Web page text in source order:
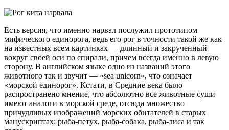
Есть версия, что именно нарвал послужил прототипом
мифического единорога, ведь его рог в точности такой же как
на известных всем картинках — длинный и закрученный
вокруг своей оси по спирали, причем всегда именно в левую
сторону. В английском языке одно из названий этого
животного так и звучит — «sea unicorn», что означает
«морской единорог». Кстати, в Средние века было
распространено мнение, что абсолютно все животные суши
имеют аналоги в морской среде, отсюда множество
причудливых изображений морских обитателей в старых
манускриптах: рыба-петух, рыба-собака, рыба-лиса и так